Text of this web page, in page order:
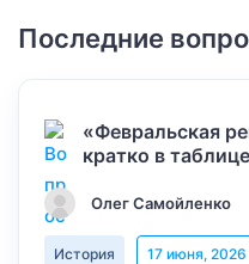
Последние
«Февральская
кратко в
Олег Самойленко
История 17 июня, 2026